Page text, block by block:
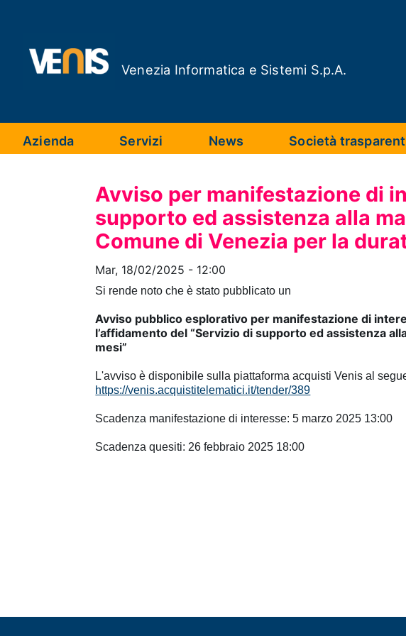
principale
Venezia Informatica e Sistemi S.p.A.
Azienda Servizi News Società
Avviso per manifestazione di
supporto ed assistenza alla
Comune di Venezia per la
Mar, 18/02/2025 - 12:00
Si rende noto che è stato pubblicato un
Avviso pubblico esplorativo per manifestazione di
l’affidamento del “Servizio di supporto ed assistenza
mesi”
L'avviso è disponibile sulla piattaforma acquisti Venis al
https://venis.acquistitelematici.it/tender/389
Scadenza manifestazione di interesse: 5 marzo 2025 13:00
Scadenza quesiti: 26 febbraio 2025 18:00